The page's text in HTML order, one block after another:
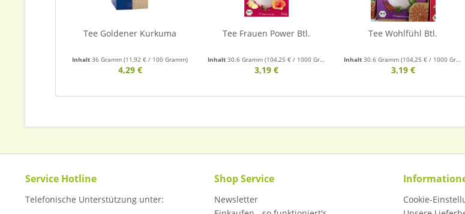
Tee Goldener Kurkuma
Inhalt36 Gramm(11,92 € / 100 Gramm)
4,29 €
Tee Frauen Power Btl.
Inhalt 30.6 Gramm (104,25 € / 1000 Gramm)
3,19 €
Tee Wohlfühl Btl.
Inhalt30.6 Gramm(104,25 € / 1000 Gramm)
3,19 €
Service Hotline
Telefonische Unterstützung unter:
Shop Service
Newsletter
Cookie-